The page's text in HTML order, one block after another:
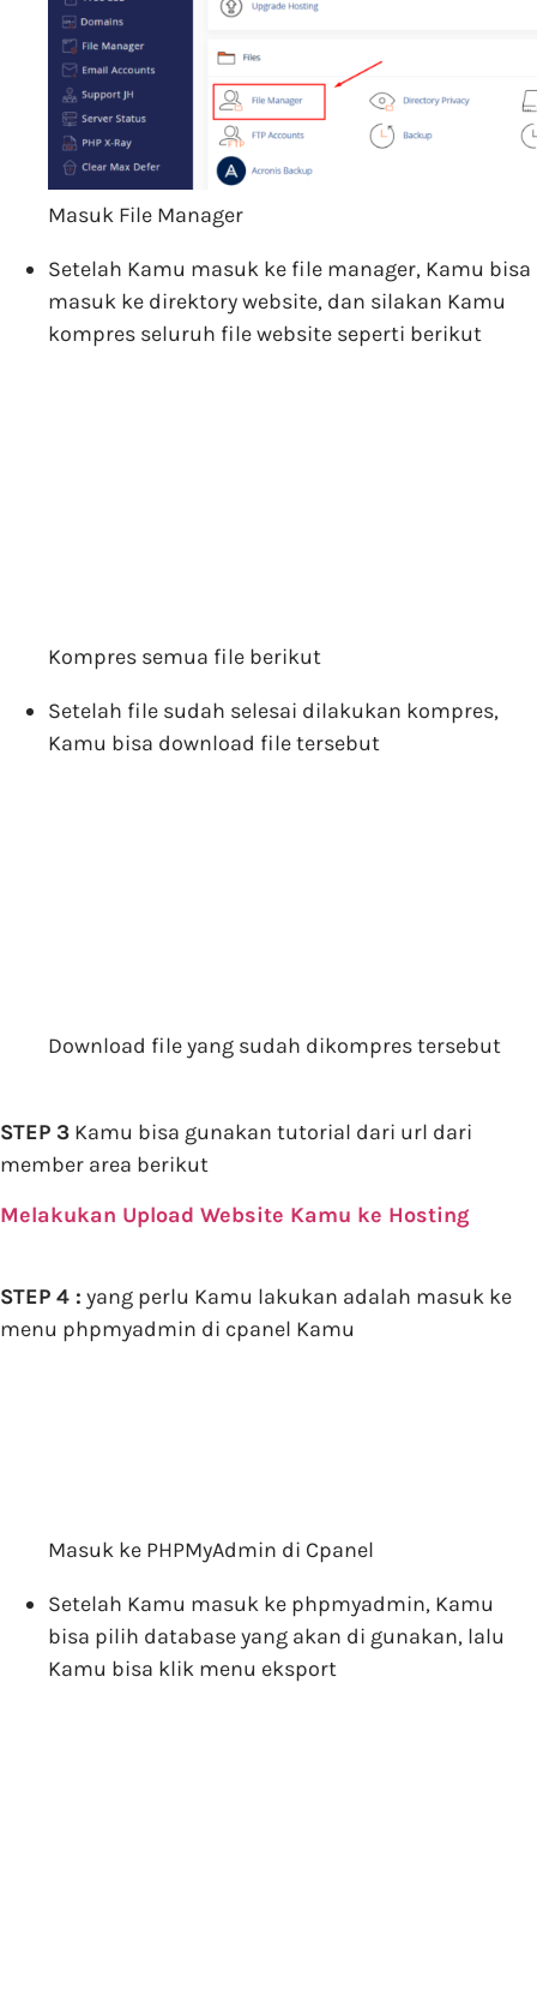
Masuk File Manager
Setelah Kamu masuk ke file manager, Kamu bisa
masuk ke direktory website, dan silakan Kamu
kompres seluruh file website seperti berikut
Kompres semua file berikut
Setelah file sudah selesai dilakukan kompres,
Kamu bisa download file tersebut
Download file yang sudah dikompres tersebut
STEP 3 Kamu bisa gunakan tutorial dari url dari
member area berikut
Melakukan Upload Website Kamu ke Hosting
STEP 4 : yang perlu Kamu lakukan adalah masuk ke
menu phpmyadmin di cpanel Kamu
Masuk ke PHPMyAdmin di Cpanel
Setelah Kamu masuk ke phpmyadmin, Kamu
bisa pilih database yang akan di gunakan, lalu
Kamu bisa klik menu eksport